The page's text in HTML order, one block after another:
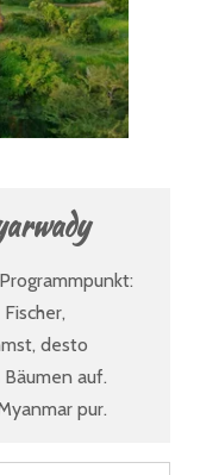
desto
auf.
pur.